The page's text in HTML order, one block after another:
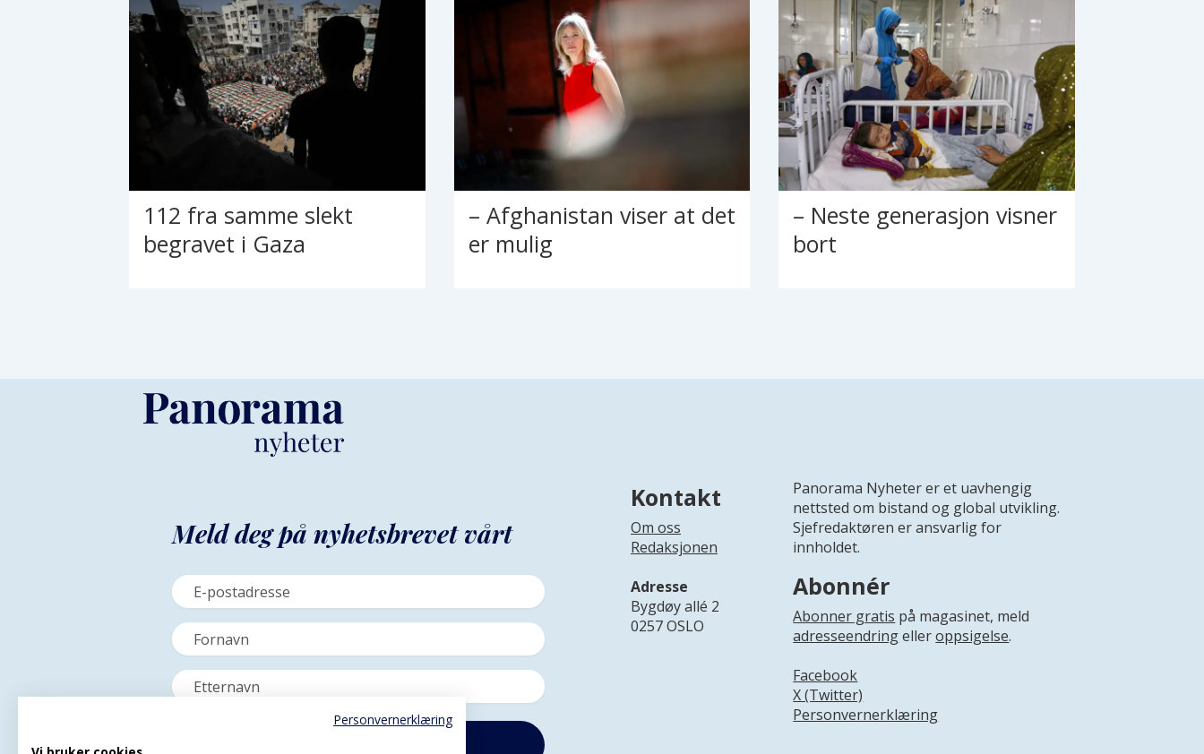
112 fra samme slekt
begravet i Gaza
– Afghanistan viser at det
er mulig
– Neste generasjon visner
bort
Meld deg på nyhetsbrevet vårt
Kontakt
Om oss
Redaksjonen
Adresse
Bygdøy allé 2
0257 OSLO
Panorama Nyheter er et uavhengig
nettsted om bistand og global utvikling.
Sjefredaktøren er ansvarlig for
innholdet.
Abonnér
Abonner gratis på magasinet, meld
adresseendringelleroppsigelse.
Facebook
X (Twitter)
Personvernerklæring
Personvernerklæring